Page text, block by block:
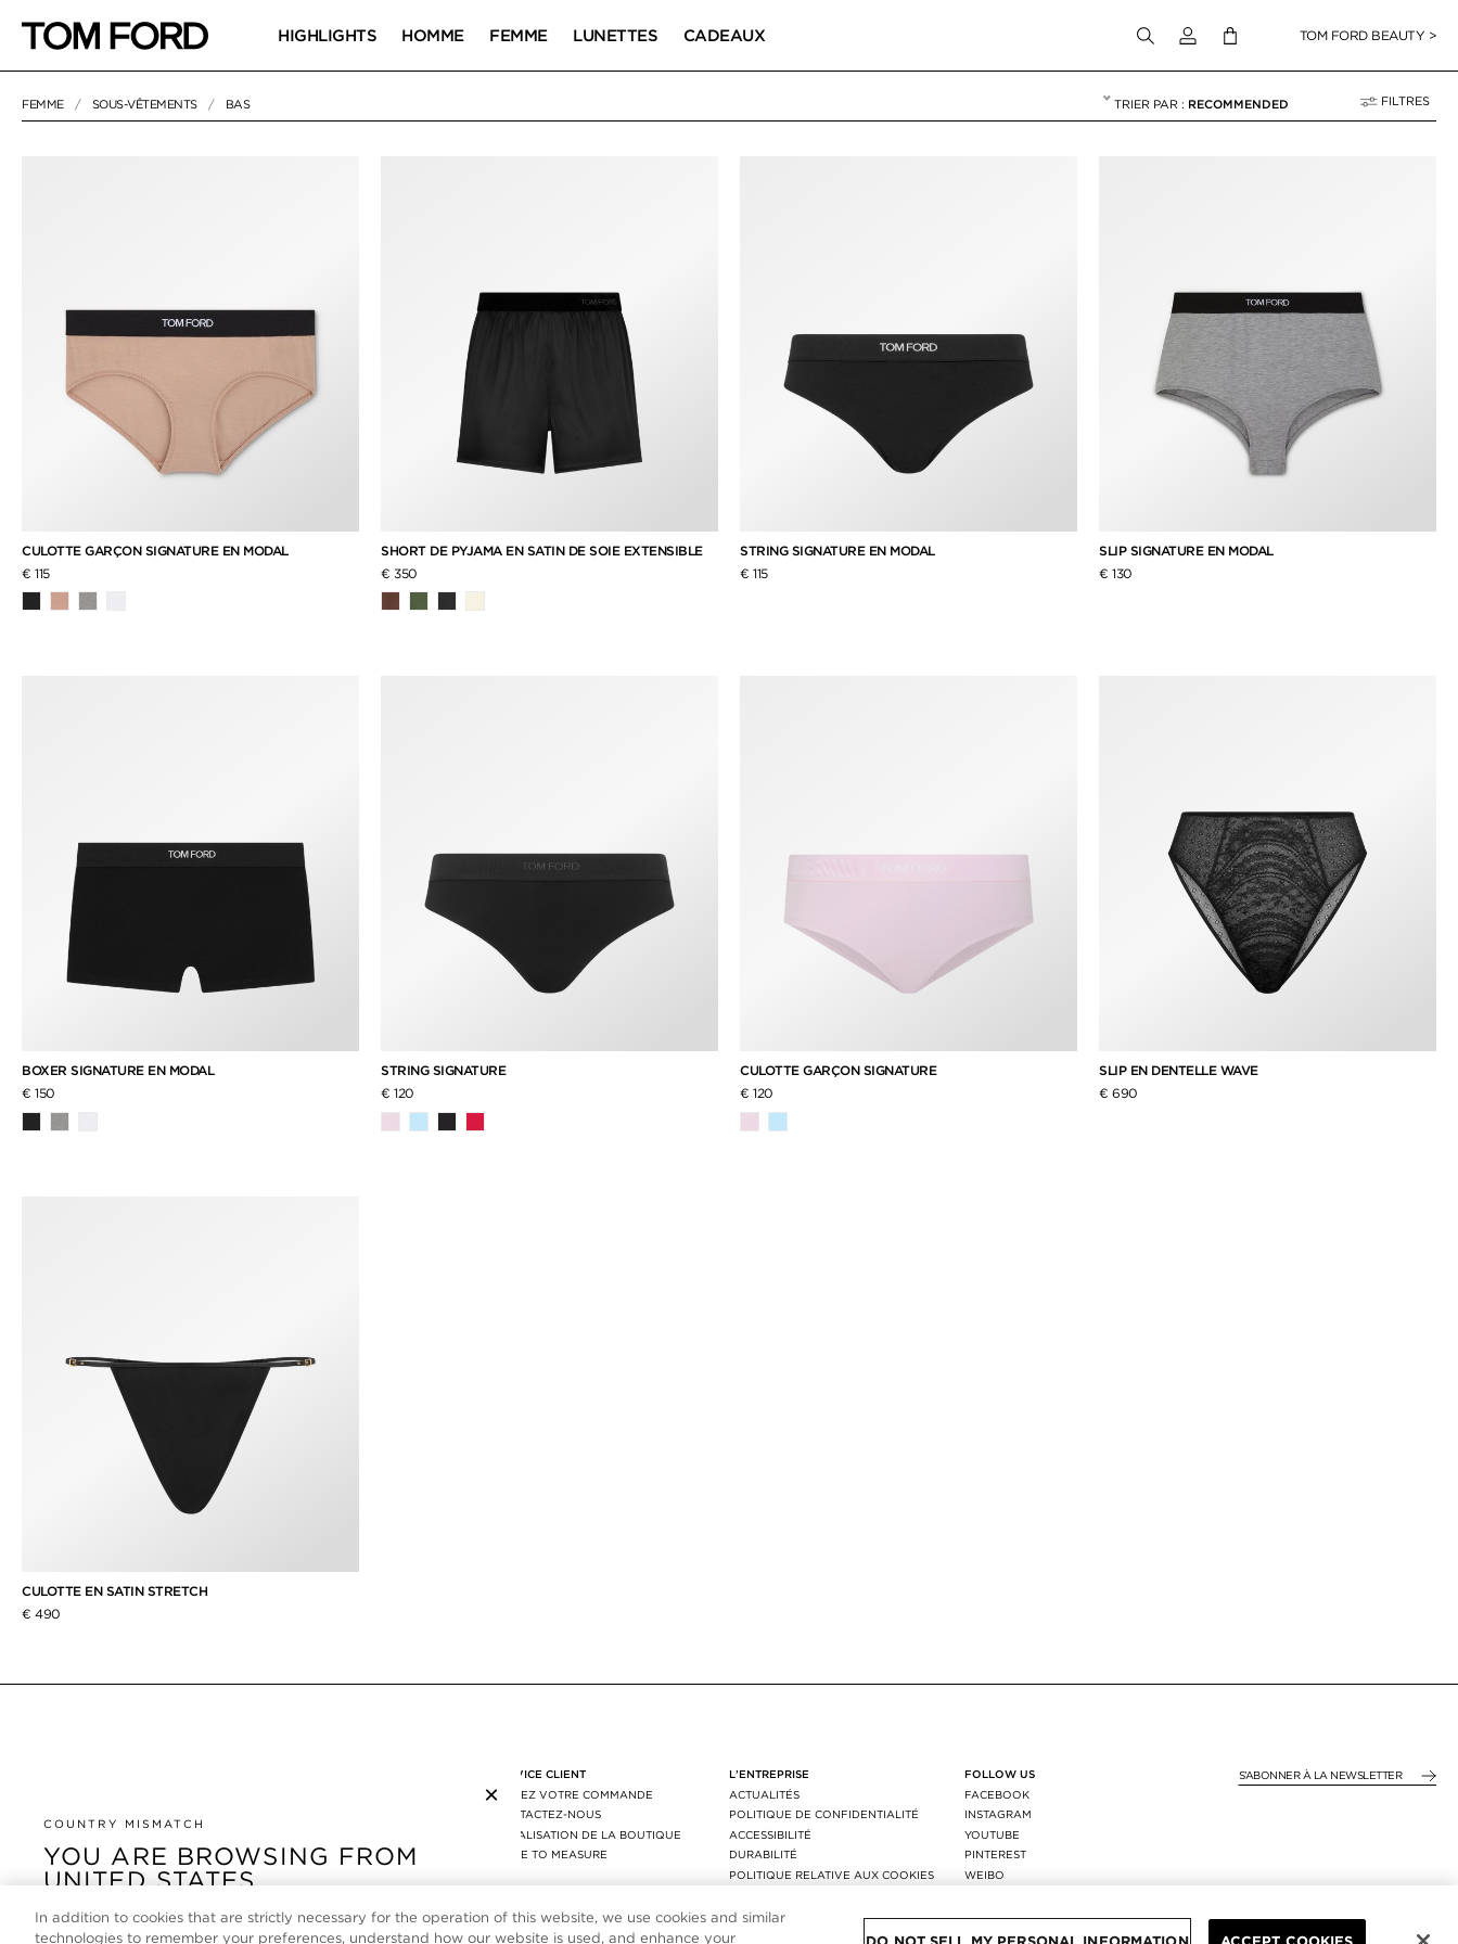
HIGHLIGHTS HOMME FEMME LUNETTES CADEAUX Connectez-vous à votre compte
TOM FORD BEAUTY >
FEMME SOUS-VÊTEMENTS BAS RECOMMENDED FILTRES
NULL "BAS"
CULOTTE GARÇON SIGNATURE EN MODAL
€ 115
SHORT DE PYJAMA EN SATIN DE SOIE EXTENSIBLE
€ 350
STRING SIGNATURE EN MODAL
€ 115
SLIP SIGNATURE EN MODAL
€ 130
BOXER SIGNATURE EN MODAL
€ 150
STRING SIGNATURE
€ 120
CULOTTE GARÇON SIGNATURE
€ 120
SLIP EN DENTELLE WAVE
€ 690
CULOTTE EN SATIN STRETCH
€ 490
×
COUNTRY MISMATCH
YOU ARE BROWSING FROM
UNITED STATES
It looks like you are visiting us from United States, but
SERVICE CLIENT
SUIVEZ VOTRE COMMANDE
CONTACTEZ-NOUS
LOCALISATION DE LA BOUTIQUE
MADE TO MEASURE
AGEC
L’ENTREPRISE
ACTUALITÉS
POLITIQUE DE CONFIDENTIALITÉ
ACCESSIBILITÉ
DURABILITÉ
POLITIQUE RELATIVE AUX COOKIES
FOLLOW US
FACEBOOK
INSTAGRAM
YOUTUBE
PINTEREST
WEIBO
REGION: FRANCE
In addition to cookies that are strictly necessary for the operation of this website, we use cookies and similar
technologies to remember your preferences, understand how our website is used, and enhance your